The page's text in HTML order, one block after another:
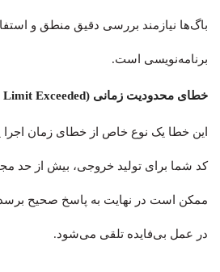
باگ‌ها نیازمند بررسی دقیق منطق و
برنامه‌نویسی است.
خطای محدودیت زمانی (Time Limit Exceeded)
این خطا یک نوع خاص از خطای زمان
کد شما برای تولید خروجی، بیش از حد
ممکن است در نهایت به پاسخ صحیح
در عمل بی‌فایده تلقی می‌شود.